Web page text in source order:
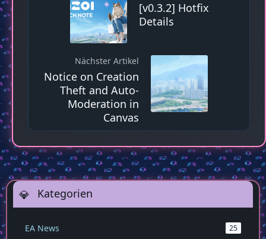
[v0.3.2] Hotfix
Details
Nächster Artikel
Notice on Creation
Theft and Auto-
Moderation in
Canvas
Kategorien
EA News 25